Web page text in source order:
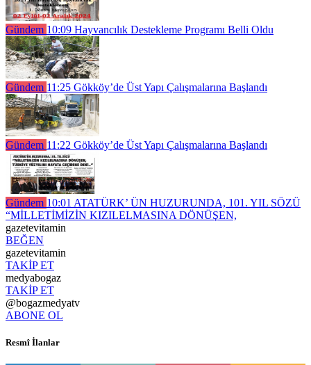
Gündem 10:09 Hayvancılık Destekleme Programı Belli Oldu
Gündem 11:25 Gökköy’de Üst Yapı Çalışmalarına Başlandı
Gündem 11:22 Gökköy’de Üst Yapı Çalışmalarına Başlandı
Gündem 10:01 ATATÜRK’ ÜN HUZURUNDA, 101. YIL SÖZÜ
“MİLLETİMİZİN KIZILELMASINA DÖNÜŞEN,
gazetevitamin
BEĞEN
gazetevitamin
TAKİP ET
medyabogaz
TAKİP ET
@bogazmedyatv
ABONE OL
Resmî İlanlar